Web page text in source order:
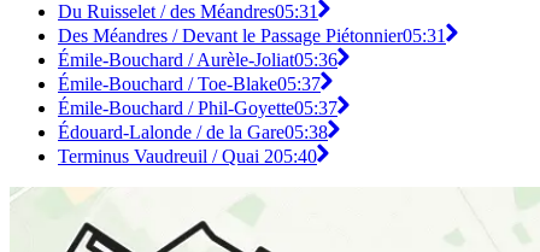
Du Ruisselet / des Méandres05:31
Des Méandres / Devant le Passage Piétonnier05:31
Émile-Bouchard / Aurèle-Joliat05:36
Émile-Bouchard / Toe-Blake05:37
Émile-Bouchard / Phil-Goyette05:37
Édouard-Lalonde / de la Gare05:38
Terminus Vaudreuil / Quai 205:40